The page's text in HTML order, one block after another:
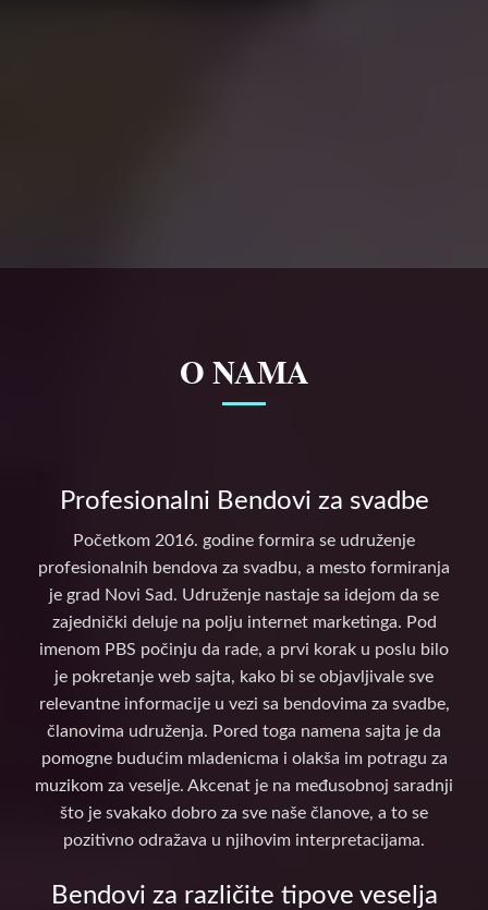
O NAMA
Profesionalni Bendovi za svadbe
Početkom 2016. godine formira se udruženje
profesionalnih bendova za svadbu, a mesto formiranja
je grad Novi Sad. Udruženje nastaje sa idejom da se
zajednički deluje na polju internet marketinga. Pod
imenom PBS počinju da rade, a prvi korak u poslu bilo
je pokretanje web sajta, kako bi se objavljivale sve
relevantne informacije u vezi sa bendovima za svadbe,
članovima udruženja. Pored toga namena sajta je da
pomogne budućim mladenicma i olakša im potragu za
muzikom za veselje. Akcenat je na međusobnoj saradnji
što je svakako dobro za sve naše članove, a to se
pozitivno odražava u njihovim interpretacijama.
Bendovi za različite tipove veselja